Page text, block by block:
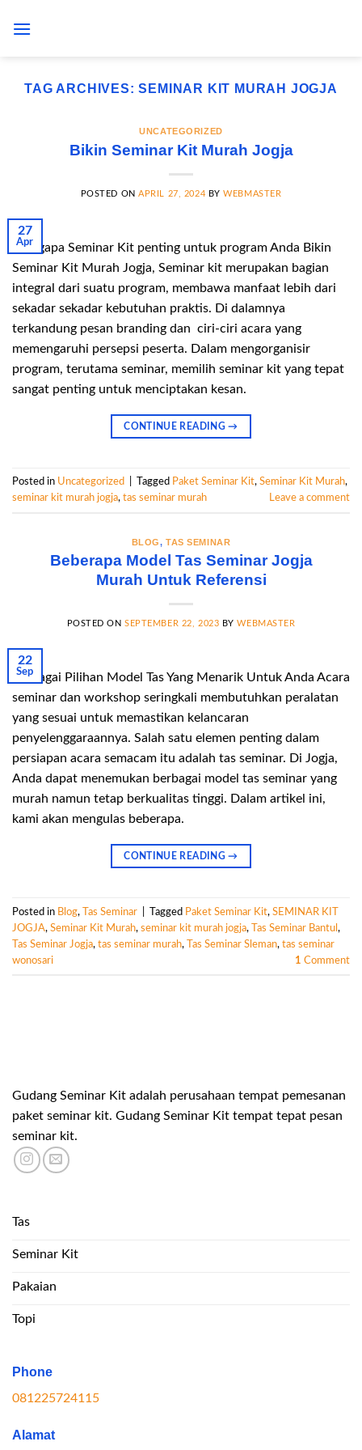
TAG ARCHIVES:SEMINAR KIT MURAH JOGJA
UNCATEGORIZED
Bikin Seminar Kit Murah Jogja
POSTED ONAPRIL 27, 2024 BYWEBMASTER
27
Apr
Mengapa Seminar Kit penting untuk program Anda Bikin
Seminar Kit Murah Jogja, Seminar kit merupakan bagian
integral dari suatu program, membawa manfaat lebih dari
sekadar sekadar kebutuhan praktis. Di dalamnya
terkandung pesan branding dan ciri-ciri acara yang
memengaruhi persepsi peserta. Dalam mengorganisir
program, terutama seminar, memilih seminar kit yang tepat
sangat penting untuk menciptakan kesan.
CONTINUE READING→
Posted in Uncategorized Tagged Paket Seminar Kit, Seminar Kit Murah,
seminar kit murah jogja, tas seminar murah Leave a comment
BLOG,TAS SEMINAR
Beberapa Model Tas Seminar Jogja
Murah Untuk Referensi
POSTED ONSEPTEMBER 22, 2023 BYWEBMASTER
22
Sep
Berbagai Pilihan Model Tas Yang Menarik Untuk Anda Acara
seminar dan workshop seringkali membutuhkan peralatan
yang sesuai untuk memastikan kelancaran
penyelenggaraannya. Salah satu elemen penting dalam
persiapan acara semacam itu adalah tas seminar. Di Jogja,
Anda dapat menemukan berbagai model tas seminar yang
murah namun tetap berkualitas tinggi. Dalam artikel ini,
kami akan mengulas beberapa.
CONTINUE READING→
Posted in Blog, Tas Seminar Tagged Paket Seminar Kit, SEMINAR KIT
JOGJA, Seminar Kit Murah, seminar kit murah jogja, Tas Seminar Bantul ,
Tas Seminar Jogja, tas seminar murah, Tas Seminar Sleman, tas seminar
wonosari
1 Comment
Gudang Seminar Kit adalah perusahaan tempat pemesanan
paket seminar kit. Gudang Seminar Kit tempat tepat pesan
seminar kit.
Tas
Seminar Kit
Pakaian
Topi
Phone
081225724115
Alamat